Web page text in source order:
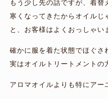
もう少し先の話ですが、着替
寒くなってきたからオイルじ
と、お客様はよくおっしゃい
確かに服を着た状態でほぐさ
実はオイルトリートメントの
アロマオイルよりも特にアー